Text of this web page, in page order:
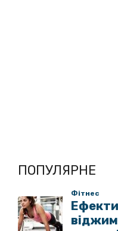
ПОПУЛЯРНЕ